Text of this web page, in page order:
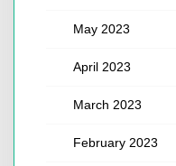
May 2023
April 2023
March 2023
February 2023